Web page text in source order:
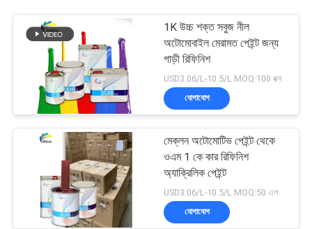
1K উচ্চ শক্ত সবুজ নীল
অটোমোবাইল মেরামত পেইন্ট জন্য
গাড়ী রিফিনিশ
USD3.06/L-10.5/L MOQ:100 বক্স
যোগাযোগ
মেক্লন অটোমোটিভ পেইন্ট থেকে
ওএম 1 কে কার রিফিনিশ
অ্যাক্রিলিক পেইন্ট
USD3.06/L-10.5/L MOQ:50 এল
যোগাযোগ